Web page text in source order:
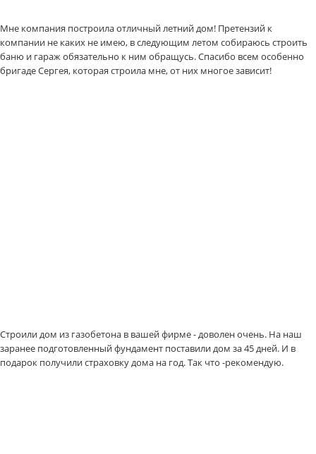
Мне компания построила отличный летний дом! Претензий к
компании не каких не имею, в следующим летом собираюсь строить
баню и гараж обязательно к ним обращусь. Спасибо всем особенно
бригаде Сергея, которая строила мне, от них многое зависит!
Строили дом из газобетона в вашей фирме - доволен очень. На наш
заранее подготовленный фундамент поставили дом за 45 дней. И в
подарок получили страховку дома на год. Так что -рекомендую.